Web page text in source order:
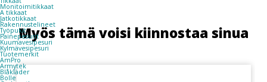
Monitoimitikkaat
A tikkaat
Jatkotikkaat
Rakennustelineet
Työpukit
Painepesurit
Kuumavesipesuri
Kylmävesipesuri
Tuotemerkit
AmPro
Armytek
Blåkläder
Bolle
Myös tämä voisi kiinnostaa sinua